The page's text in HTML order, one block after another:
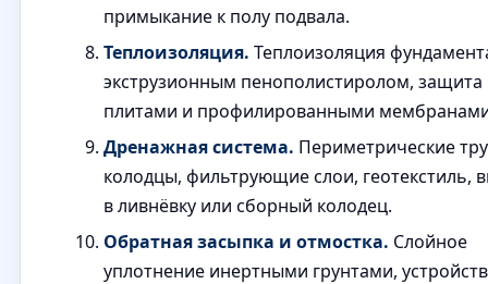
примыкание к полу подвала.
Теплоизоляция. Теплоизоляция
экструзионным пенополистиролом, защита
плитами и профилированными
Дренажная система. Периметрические
колодцы, фильтрующие слои, геотекстиль,
в ливнёвку или сборный колодец.
Обратная засыпка и отмостка. Слойное
уплотнение инертными грунтами,